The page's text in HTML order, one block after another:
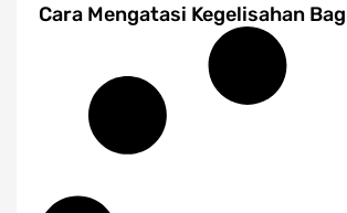
Cara Mengatasi Kegelisahan